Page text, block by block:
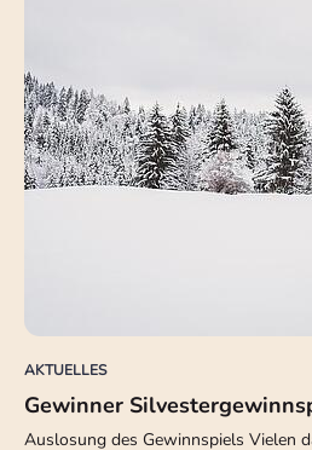
AKTUELLES
Gewinner
Auslosung des Gewinnspiels Vielen